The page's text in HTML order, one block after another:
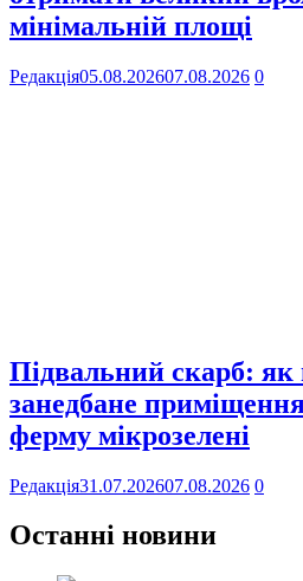
мінімальній площі
Редакція05.08.202607.08.2026 0
Підвальний скарб: як
занедбане
ферму мікрозелені
Редакція31.07.202607.08.2026 0
Останні новини